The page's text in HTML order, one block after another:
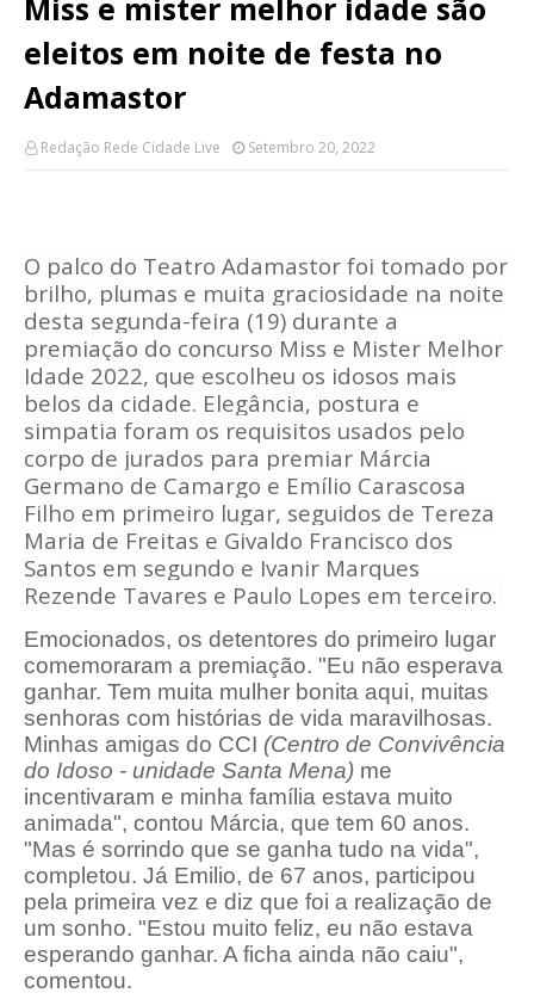
Miss e mister melhor idade são
eleitos em noite de festa no
Adamastor
Redação Rede Cidade Live Setembro 20, 2022
O palco do Teatro Adamastor foi tomado por
brilho, plumas e muita graciosidade na noite
desta segunda-feira (19) durante a
premiação do concurso Miss e Mister Melhor
Idade 2022, que escolheu os idosos mais
belos da cidade. Elegância, postura e
simpatia foram os requisitos usados pelo
corpo de jurados para premiar Márcia
Germano de Camargo e Emílio Carascosa
Filho em primeiro lugar, seguidos de Tereza
Maria de Freitas e Givaldo Francisco dos
Santos em segundo e Ivanir Marques
Rezende Tavares e Paulo Lopes em terceiro.
Emocionados, os detentores do primeiro lugar
comemoraram a premiação. "Eu não esperava
ganhar. Tem muita mulher bonita aqui, muitas
senhoras com histórias de vida maravilhosas.
Minhas amigas do CCI (Centro de Convivência
do Idoso - unidade Santa Mena) me
incentivaram e minha família estava muito
animada", contou Márcia, que tem 60 anos.
"Mas é sorrindo que se ganha tudo na vida",
completou. Já Emilio, de 67 anos, participou
pela primeira vez e diz que foi a realização de
um sonho. "Estou muito feliz, eu não estava
esperando ganhar. A ficha ainda não caiu",
comentou.